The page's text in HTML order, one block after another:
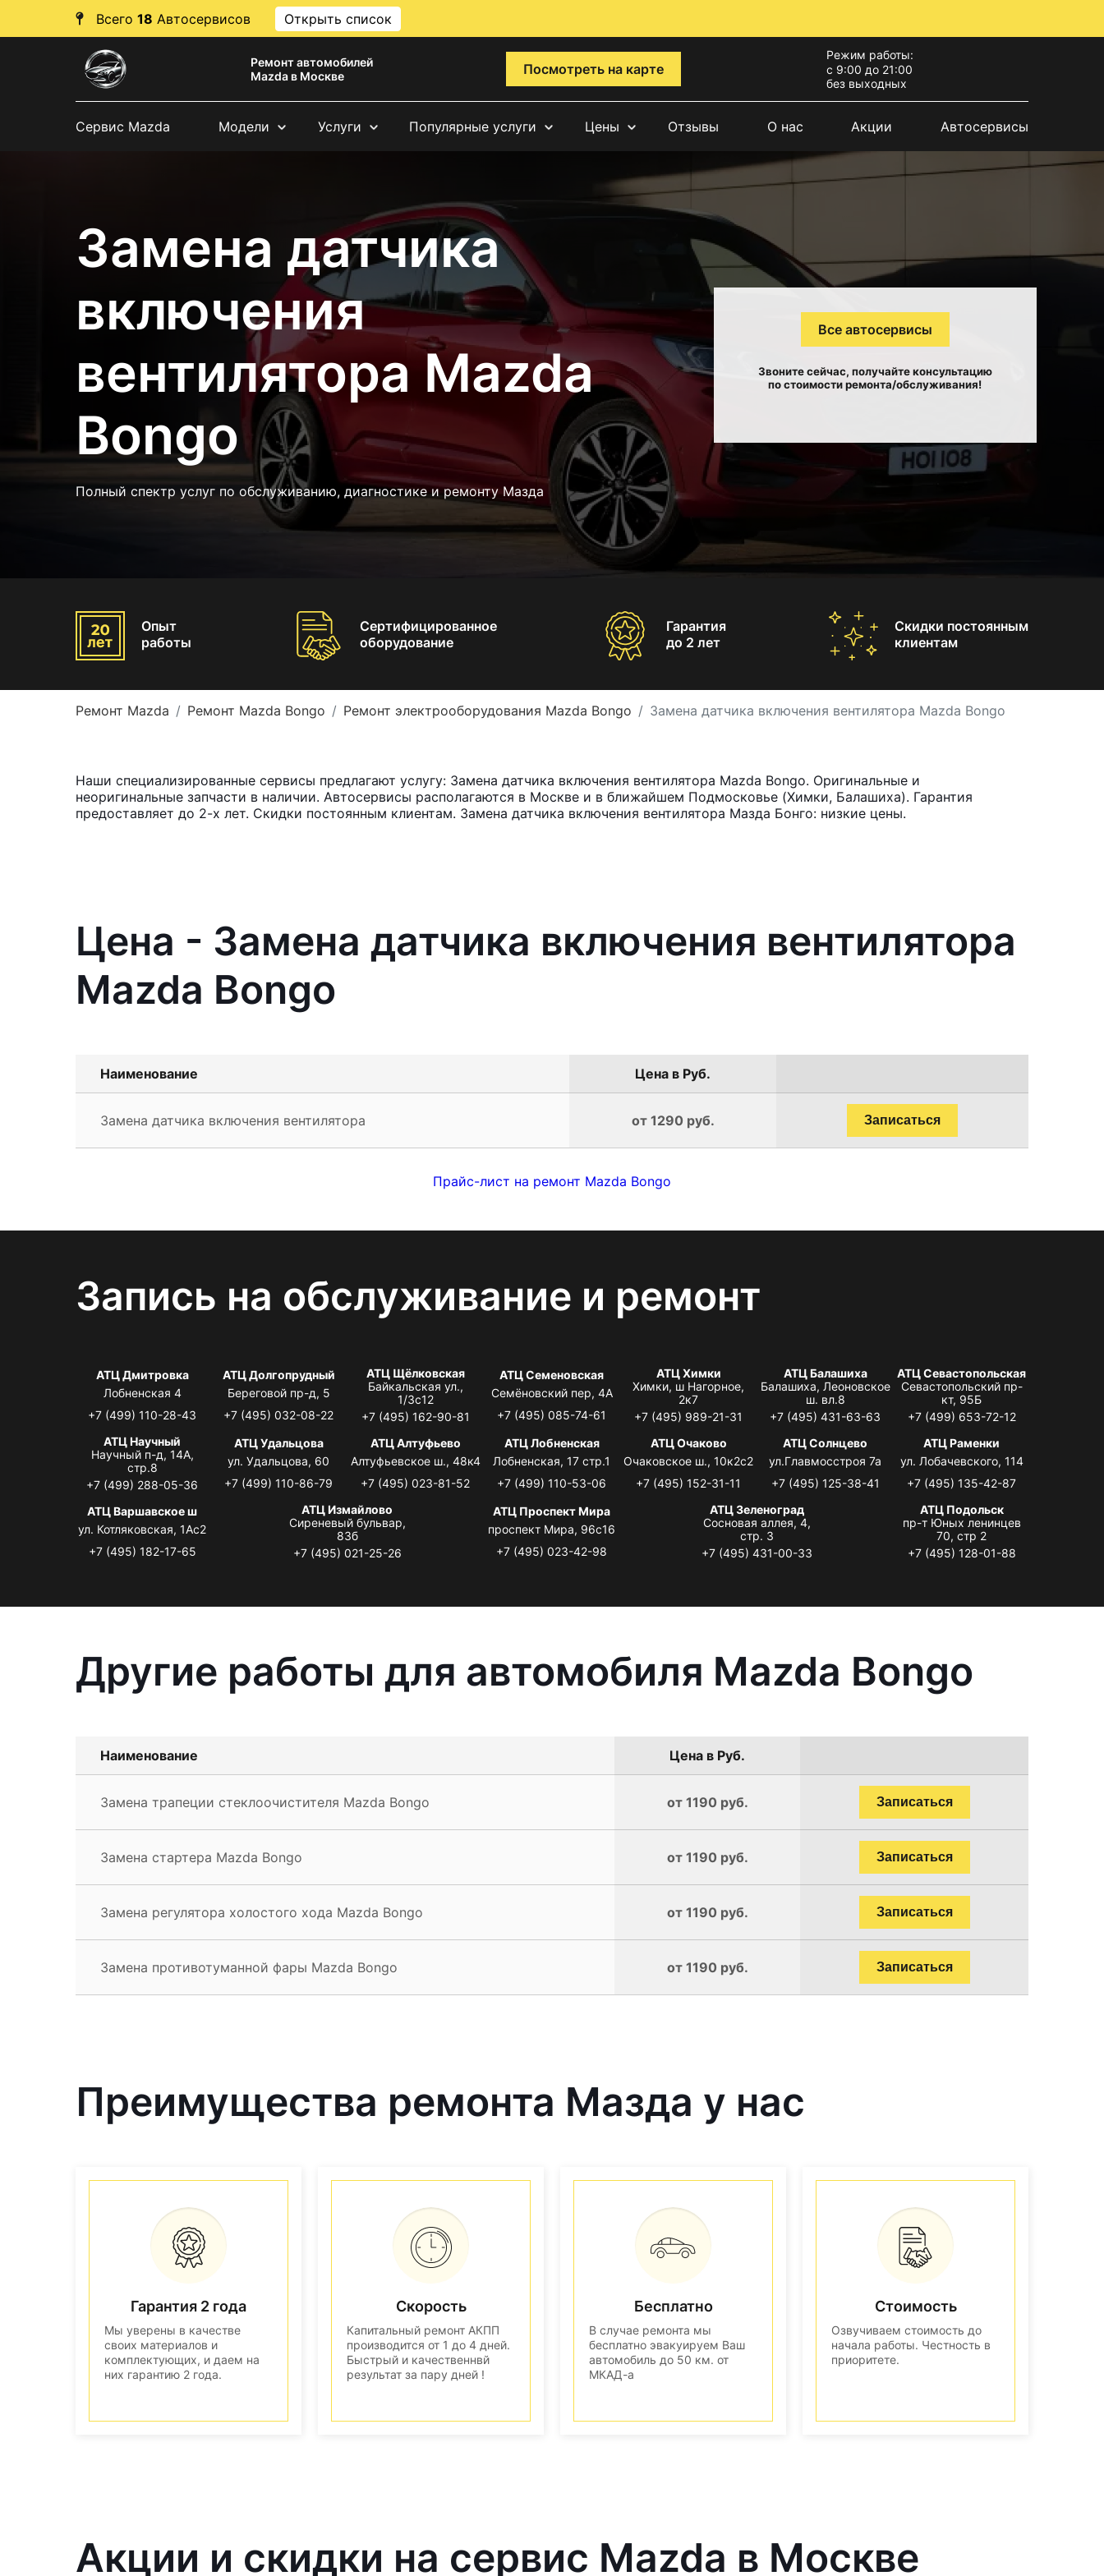
Всего 18 Автосервисов Открыть список
Ремонт автомобилей
Mazda в Москве
Посмотреть на карте
Режим работы:
с 9:00 до 21:00
без выходных
Сервис Mazda Модели Услуги Популярные услуги Цены Отзывы О нас Акции Автосервисы
Замена датчика
включения
вентилятора Mazda
Bongo
Полный спектр услуг по обслуживанию, диагностике и ремонту Мазда
Все автосервисы
Звоните сейчас, получайте консультацию
по стоимости ремонта/обслуживания!
Опыт
работы
Сертифицированное
оборудование
Гарантия
до 2 лет
Скидки постоянным
клиентам
Ремонт Mazda Ремонт Mazda Bongo Ремонт электрооборудования Mazda Bongo Замена датчика включения вентилятора Mazda Bongo
Наши специализированные сервисы предлагают услугу: Замена датчика включения вентилятора Mazda Bongo. Оригинальные и
неоригинальные запчасти в наличии. Автосервисы располагаются в Москве и в ближайшем Подмосковье (Химки, Балашиха). Гарантия
предоставляет до 2-х лет. Скидки постоянным клиентам. Замена датчика включения вентилятора Мазда Бонго: низкие цены.
Цена - Замена датчика включения вентилятора
Mazda Bongo
Наименование Цена в Руб.
Замена датчика включения вентилятора от 1290 руб. Записаться
Прайс-лист на ремонт Mazda Bongo
Запись на обслуживание и ремонт
АТЦ Дмитровка
Лобненская 4
+7 (499) 110-28-43
АТЦ Долгопрудный
Береговой пр-д, 5
+7 (495) 032-08-22
АТЦ Щёлковская
Байкальская ул.,
1/3с12
+7 (495) 162-90-81
АТЦ Семеновская
Семёновский пер, 4А
+7 (495) 085-74-61
АТЦ Химки
Химки, ш Нагорное,
2к7
+7 (495) 989-21-31
АТЦ Балашиха
Балашиха, Леоновское
ш. вл.8
+7 (495) 431-63-63
АТЦ Севастопольская
Севастопольский пр-
кт, 95Б
+7 (499) 653-72-12
АТЦ Научный
Научный п-д, 14А,
стр.8
+7 (499) 288-05-36
АТЦ Удальцова
ул. Удальцова, 60
+7 (499) 110-86-79
АТЦ Алтуфьево
Алтуфьевское ш., 48к4
+7 (495) 023-81-52
АТЦ Лобненская
Лобненская, 17 стр.1
+7 (499) 110-53-06
АТЦ Очаково
Очаковское ш., 10к2с2
+7 (495) 152-31-11
АТЦ Солнцево
ул.Главмосстроя 7а
+7 (495) 125-38-41
АТЦ Раменки
ул. Лобачевского, 114
+7 (495) 135-42-87
АТЦ Варшавское ш
ул. Котляковская, 1Ас2
+7 (495) 182-17-65
АТЦ Измайлово
Сиреневый бульвар,
83б
+7 (495) 021-25-26
АТЦ Проспект Мира
проспект Мира, 96с16
+7 (495) 023-42-98
АТЦ Зеленоград
Сосновая аллея, 4,
стр. 3
+7 (495) 431-00-33
АТЦ Подольск
пр-т Юных ленинцев
70, стр 2
+7 (495) 128-01-88
Другие работы для автомобиля Mazda Bongo
Наименование Цена в Руб.
Замена трапеции стеклоочистителя Mazda Bongo от 1190 руб. Записаться
Замена стартера Mazda Bongo от 1190 руб. Записаться
Замена регулятора холостого хода Mazda Bongo от 1190 руб. Записаться
Замена противотуманной фары Mazda Bongo от 1190 руб. Записаться
Преимущества ремонта Мазда у нас
Гарантия 2 года
Мы уверены в качестве
своих материалов и
комплектующих, и даем на
них гарантию 2 года.
Скорость
Капитальный ремонт АКПП
производится от 1 до 4 дней.
Быстрый и качественнвй
результат за пару дней !
Бесплатно
В случае ремонта мы
бесплатно эвакуируем Ваш
автомобиль до 50 км. от
МКАД-а
Стоимость
Озвучиваем стоимость до
начала работы. Честность в
приоритете.
Акции и скидки на сервис Mazda в Москве